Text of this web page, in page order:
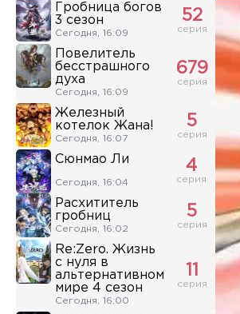
Гробница богов
3 сезон
Сегодня, 16:09
52
серия
Повелитель
бесстрашного
духа
Сегодня, 16:09
679
серия
Железный
котелок Жана!
Сегодня, 16:07
5
серия
Сюнмао Ли
Сегодня, 16:04
4
серия
Расхититель
гробниц
Сегодня, 16:02
5
серия
Re:Zero. Жизнь
с нуля в
альтернативном
мире 4 сезон
Сегодня, 16:00
11
серия